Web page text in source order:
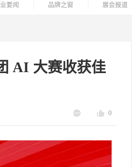
要闻 品牌之窗 展会报道
AI 大赛收获佳
0